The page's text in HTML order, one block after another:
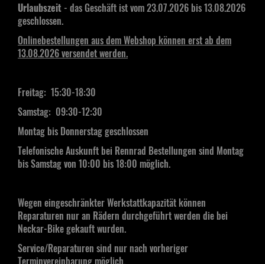
Urlaubszeit - das Geschäft ist vom 23.07.2026 bis 13.08.2026
geschlossen.
Onlinebestellungen aus dem Webshop können erst ab dem
13.08.2026 versendet werden.
Freitag: 15:30-18:30
Samstag: 09:30-12:30
Montag bis Donnerstag geschlossen
Telefonische Auskunft bei Rennrad Bestellungen sind Montag
bis Samstag von 10:00 bis 18:00 möglich.
Wegen eingeschränkter Werkstattkapazität können
Reparaturen nur an Rädern durchgeführt werden die bei
Neckar-Bike gekauft wurden.
Service/Reparaturen sind nur nach vorheriger
Terminvereinbarung möglich.